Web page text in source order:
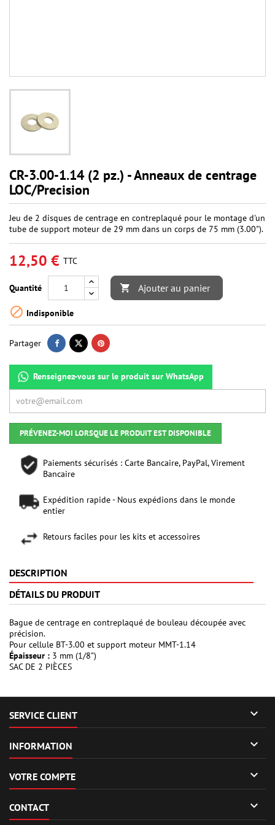
CR-3.00-1.14 (2 pz.) - Anneaux de centrage
LOC/Precision
Jeu de 2 disques de centrage en contreplaqué pour le montage d'un
tube de support moteur de 29 mm dans un corps de 75 mm (3.00").
12,50 € TTC
Quantité  Ajouter au panier
 Indisponible
Partager
Renseignez-vous sur le produit sur WhatsApp
PRÉVENEZ-MOI LORSQUE LE PRODUIT EST DISPONIBLE
Paiements sécurisés : Carte Bancaire, PayPal, Virement
Bancaire
Expédition rapide - Nous expédions dans le monde
entier
Retours faciles pour les kits et accessoires
DESCRIPTION
DÉTAILS DU PRODUIT
Bague de centrage en contreplaqué de bouleau découpée avec
précision.
Pour cellule BT-3.00 et support moteur MMT-1.14
Épaisseur : 3 mm (1/8")
SAC DE 2 PIÈCES
SERVICE CLIENT 
INFORMATION 
VOTRE COMPTE 
CONTACT 